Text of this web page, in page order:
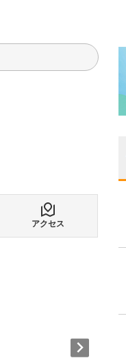
アクセス